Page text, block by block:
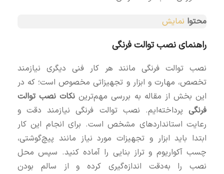
محتوا نمایش
راهنمای نصب توالت فرنگی
نصب توالت فرنگی مانند هر کار فنی دیگری نیازمند
تخصص، مهارت و ابزار و تجهیزاتی مخصوص است؛ که در
این بخش از مقاله به بررسی مهم‌تریننکات نصب توالت
فرنگی پرداخته‌ایم. نصب توالت فرنگی نیازمند دقت و
رعایت استانداردهای مشخص است. برای انجام این کار
ابتدا باید ابزار و تجهیزات مورد نیاز مانند پیچ‌گوشتی،
چسب آکواریوم و تراز بنایی را آماده کنید. سپس محل
نصب را به‌دقت اندازه‌گیری کرده و از سالم بودن